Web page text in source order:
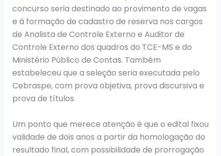
concurso seria destinado ao provimento de vagas
e à formação de cadastro de reserva nos cargos
de Analista de Controle Externo e Auditor de
Controle Externo dos quadros do TCE-MS e do
Ministério Público de Contas. Também
estabeleceu que a seleção seria executada pelo
Cebraspe, com prova objetiva, prova discursiva e
prova de títulos.
Um ponto que merece atenção é que o edital fixou
validade de dois anos a partir da homologação do
resultado final, com possibilidade de prorrogação